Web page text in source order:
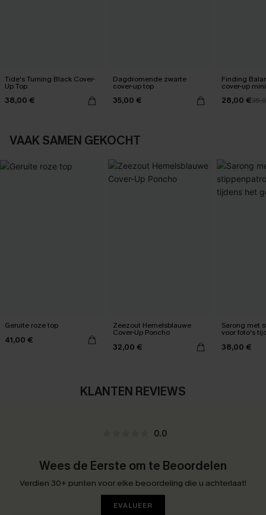
Tide's Turning Black Cover-
Up Top
38,00 €
Dagdromende zwarte
cover-up top
35,00 €
Finding
cover-up
28,00 €
VAAK SAMEN GEKOCHT
Geruite roze top
41,00 €
Zeezout Hemelsblauwe
Cover-Up Poncho
32,00 €
Sarong met
voor foto's
38,00 €
KLANTEN REVIEWS
0.0
Wees de Eerste om te Beoordelen
Verdien 30+ punten voor elke beoordeling die u achterlaat!
EVALUEER